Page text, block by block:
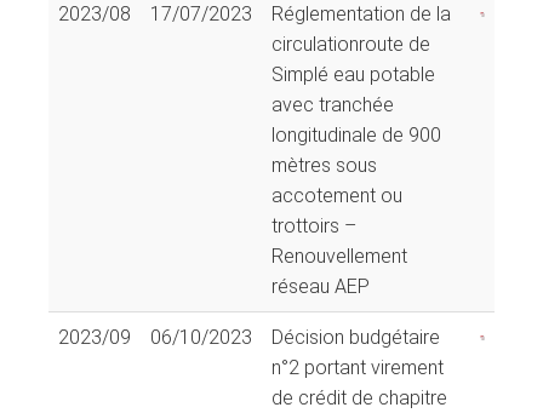
2023/08 17/07/2023
Réglementation de la
circulationroute de
Simplé eau potable
avec tranchée
longitudinale de 900
mètres sous
accotement ou
trottoirs –
Renouvellement
réseau AEP
2023/09 06/10/2023
Décision budgétaire
n°2 portant virement
de crédit de chapitre